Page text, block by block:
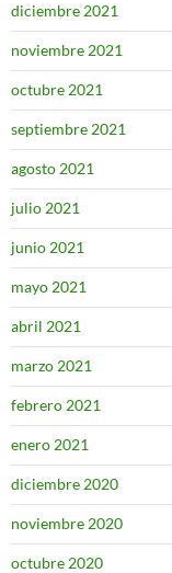
diciembre 2021
noviembre 2021
octubre 2021
septiembre 2021
agosto 2021
julio 2021
junio 2021
mayo 2021
abril 2021
marzo 2021
febrero 2021
enero 2021
diciembre 2020
noviembre 2020
octubre 2020